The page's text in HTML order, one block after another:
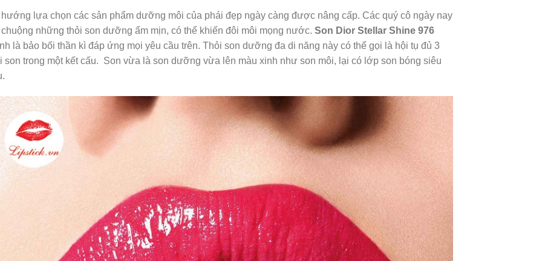
lựa chọn các sản phẩm dưỡng môi của phái đẹp ngày càng được nâng cấp. Các quý cô ngày nay
những thỏi son dưỡng ẩm mịn, có thể khiến đôi môi mọng nước. Son Dior Stellar Shine 976
là bảo bối thần kì đáp ứng mọi yêu cầu trên. Thỏi son dưỡng đa di năng này có thể gọi là hội tụ đủ 3
son trong một kết cấu. Son vừa là son dưỡng vừa lên màu xinh như son môi, lại có lớp son bóng siêu